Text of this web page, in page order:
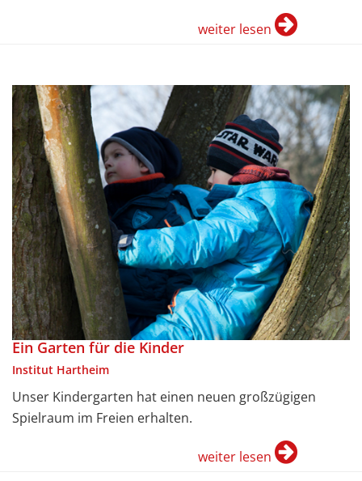
weiter lesen
Ein Garten für die Kinder
Institut Hartheim
Unser Kindergarten hat einen neuen großzügigen
Spielraum im Freien erhalten.
weiter lesen